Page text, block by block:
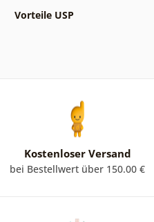
Vorteile USP
Kostenloser Versand
bei Bestellwert über 150.00 €